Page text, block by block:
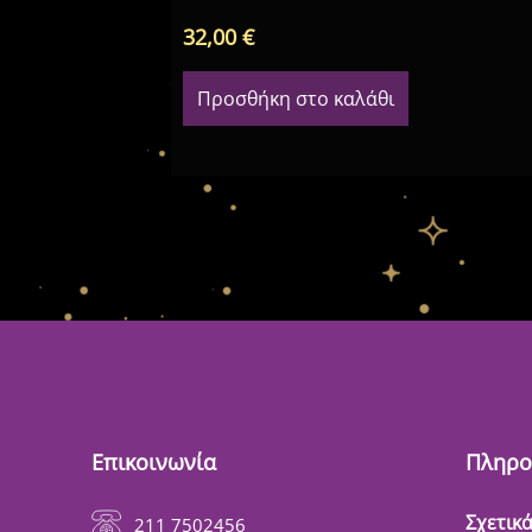
32,00€
Προσθήκη στο καλάθι
Επικοινωνία
211 7502456